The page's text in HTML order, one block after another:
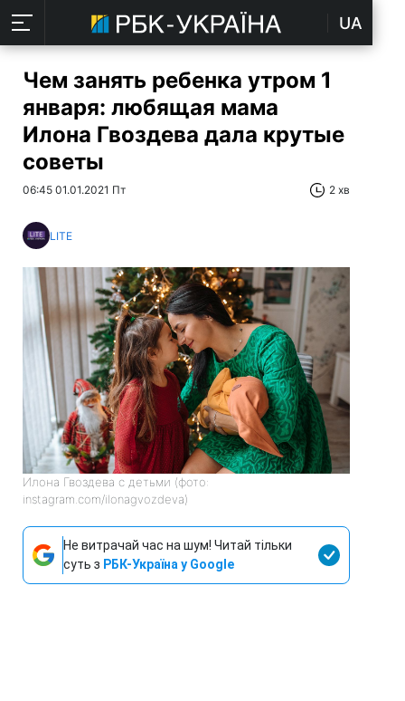
UA
Чем занять ребенка утром 1
января: любящая мама
Илона Гвоздева дала крутые
советы
06:45 01.01.2021 Пт 2 хв
LITE
Илона Гвоздева с детьми (фото:
instagram.com/ilonagvozdeva)
Не витрачай час на шум! Читай тільки
суть з РБК-Україна у Google